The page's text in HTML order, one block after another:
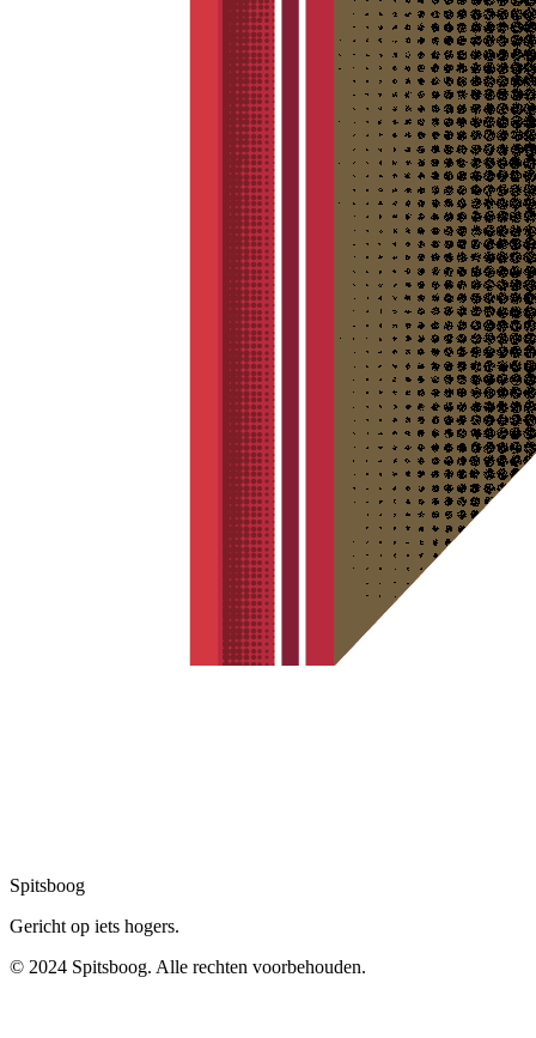
Spitsboog
Gericht op iets hogers.
© 2024 Spitsboog. Alle rechten voorbehouden.